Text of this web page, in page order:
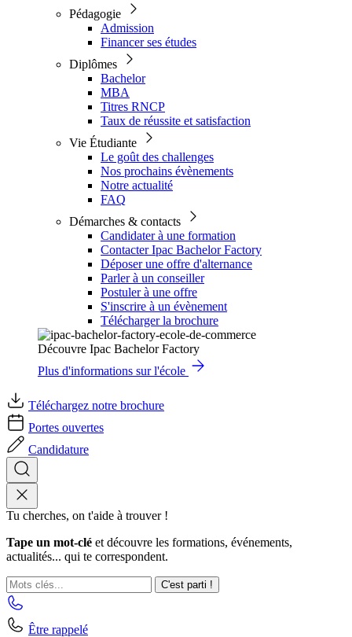
Pédagogie
Admission
Financer ses études
Diplômes
Bachelor
MBA
Titres RNCP
Taux de réussite et satisfaction
Vie Étudiante
Le goût des challenges
Nos prochains évènements
Notre actualité
FAQ
Démarches & contacts
Candidater à une formation
Contacter Ipac Bachelor Factory
Déposer une offre d'alternance
Parler à un conseiller
Postuler à une offre
S'inscrire à un évènement
Télécharger la brochure
Découvre Ipac Bachelor Factory
Plus d'informations sur l'école
Téléchargez notre brochure
Portes ouvertes
Candidature
Tu cherches, on t'aide à trouver !
Tape un mot-clé et découvre les formations, événements,
actualités... qui te correspondent.
C'est parti !
Être rappelé